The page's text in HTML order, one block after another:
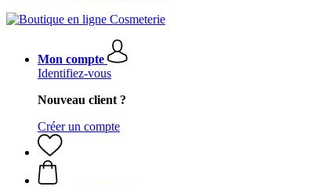
Mon compte
Identifiez-vous
Nouveau client ?
Créer un compte